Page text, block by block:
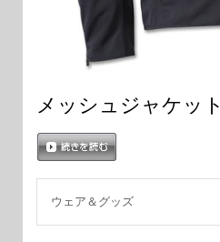
メッシュジャケッ
ウェア＆グッズ